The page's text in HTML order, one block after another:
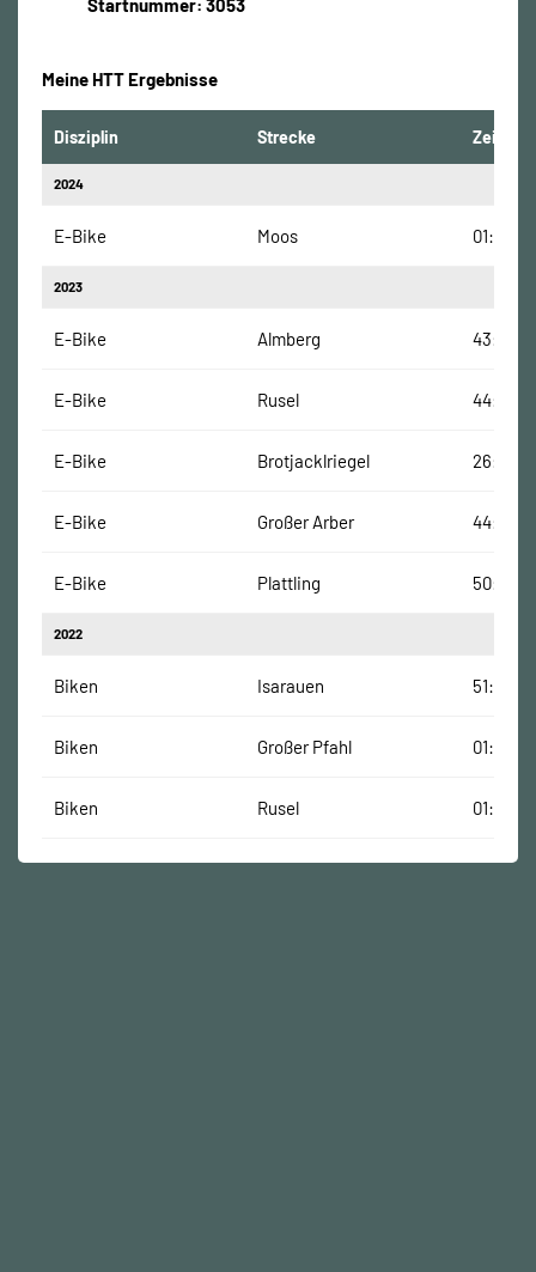
Startnummer: 3053
Meine HTT Ergebnisse
Disziplin Strecke Zeit
2024
E-Bike Moos
2023
E-Bike Almberg 43:04
E-Bike Rusel 44:13
E-Bike Brotjacklriegel 26:59
E-Bike Großer Arber 44:53
E-Bike Plattling 50:41
2022
Biken Isarauen 51:16
Biken Großer Pfahl
Biken Rusel